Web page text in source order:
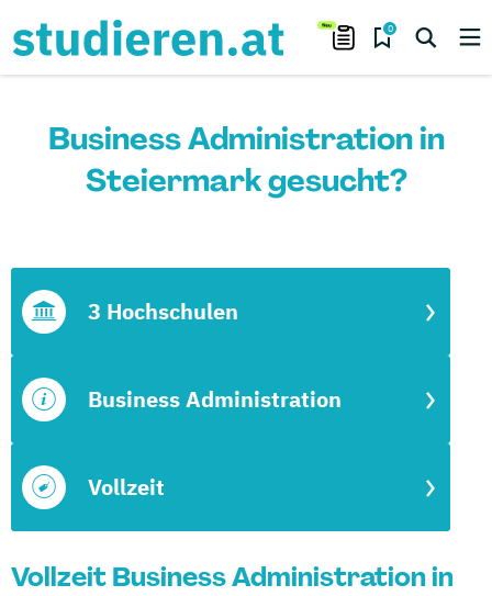
0
Business Administration in
Steiermark gesucht?
Vollzeit
Business Administration
3 Hochschulen
Vollzeit Business Administration in